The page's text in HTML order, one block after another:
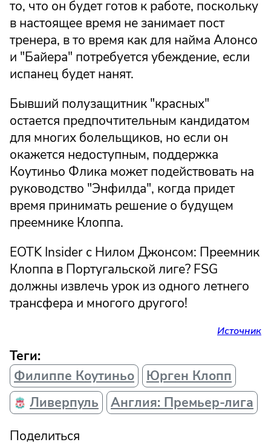
то, что он будет готов к работе, поскольку
в настоящее время не занимает пост
тренера, в то время как для найма Алонсо
и "Байера" потребуется убеждение, если
испанец будет нанят.
Бывший полузащитник "красных"
остается предпочтительным кандидатом
для многих болельщиков, но если он
окажется недоступным, поддержка
Коутиньо Флика может подействовать на
руководство "Энфилда", когда придет
время принимать решение о будущем
преемнике Клоппа.
EOTK Insider с Нилом Джонсом: Преемник
Клоппа в Португальской лиге? FSG
должны извлечь урок из одного летнего
трансфера и многого другого!
Источник
Теги:
Филиппе Коутиньо
Юрген Клопп
Ливерпуль
Англия: Премьер-лига
Поделиться